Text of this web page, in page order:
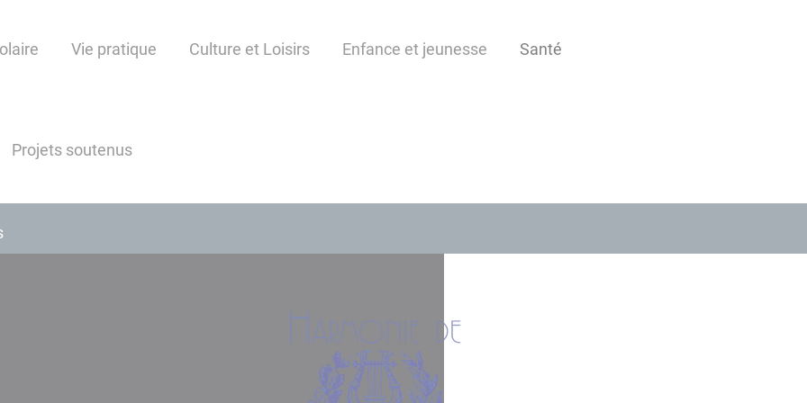
Vie pratique Culture et Loisirs Enfance et jeunesse Santé
Projets soutenus